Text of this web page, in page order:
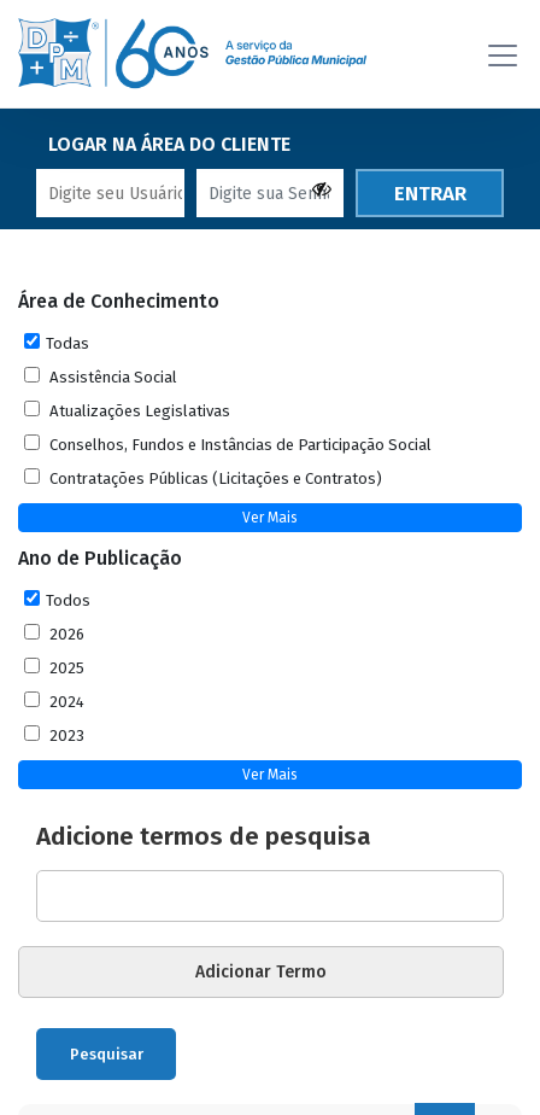
LOGAR NA ÁREA DO CLIENTE
ENTRAR
Área de Conhecimento
Todas
Assistência Social
Atualizações Legislativas
Conselhos, Fundos e Instâncias de Participação Social
Contratações Públicas (Licitações e Contratos)
Ver Mais
Ano de Publicação
Todos
2026
2025
2024
2023
Ver Mais
Adicione termos de pesquisa
Pesquisar